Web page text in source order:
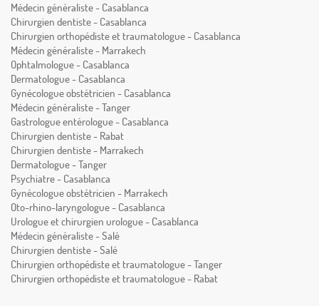
Médecin généraliste - Casablanca
Chirurgien dentiste - Casablanca
Chirurgien orthopédiste et traumatologue - Casablanca
Médecin généraliste - Marrakech
Ophtalmologue - Casablanca
Dermatologue - Casablanca
Gynécologue obstétricien - Casablanca
Médecin généraliste - Tanger
Gastrologue entérologue - Casablanca
Chirurgien dentiste - Rabat
Chirurgien dentiste - Marrakech
Dermatologue - Tanger
Psychiatre - Casablanca
Gynécologue obstétricien - Marrakech
Oto-rhino-laryngologue - Casablanca
Urologue et chirurgien urologue - Casablanca
Médecin généraliste - Salé
Chirurgien dentiste - Salé
Chirurgien orthopédiste et traumatologue - Tanger
Chirurgien orthopédiste et traumatologue - Rabat